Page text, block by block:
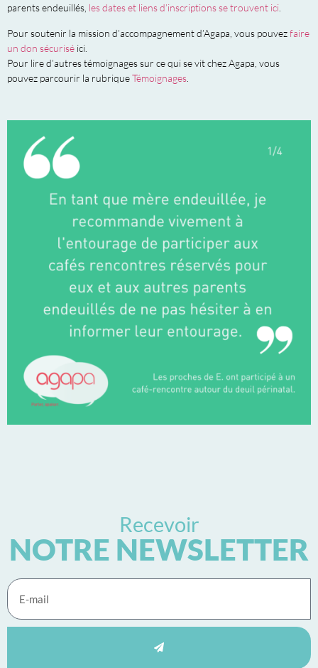
parents endeuillés, les dates et liens d’inscriptions se trouvent ici
Pour soutenir la mission d’accompagnement d’Agapa, vous pouvezfaire
un don sécurisé ici.
Pour lire d’autres témoignages sur ce qui se vit chez Agapa, vous
pouvez parcourir la rubriqueTémoignages
Recevoir
NOTRE NEWSLETTER